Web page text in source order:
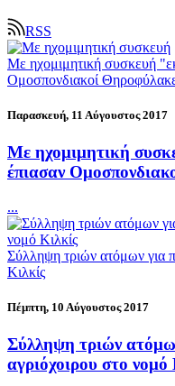
RSS
Με ηχομιμητική συσκευή
Ομοσπονδιακοί
Παρασκευή, 11 Αύγουστος 2017
Με ηχομιμητική
έπιασαν
...
Σύλληψη τριών ατόμων για
Κιλκίς
Πέμπτη, 10 Αύγουστος 2017
Σύλληψη τριών
αγριόχοιρου στο νομό